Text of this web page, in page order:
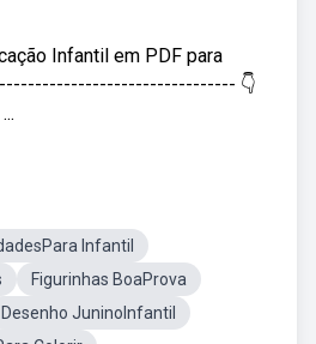
Infantil em PDF para
👇
Infantil
Figurinhas BoaProva
Desenho JuninoInfantil